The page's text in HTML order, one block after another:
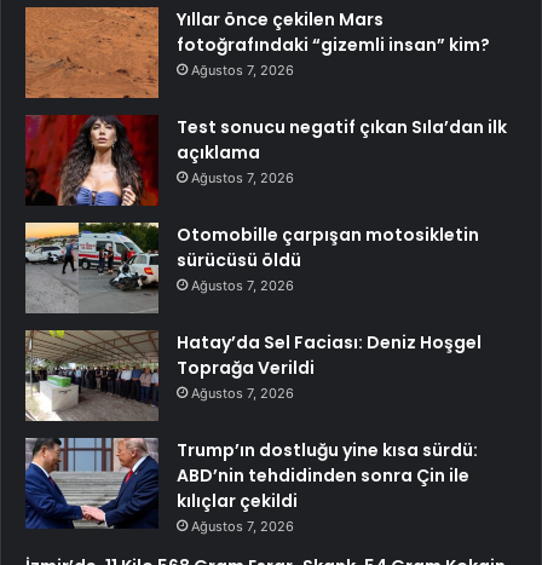
Yıllar önce çekilen Mars
fotoğrafındaki “gizemli insan” kim?
Ağustos 7, 2026
Test sonucu negatif çıkan Sıla’dan ilk
açıklama
Ağustos 7, 2026
Otomobille çarpışan motosikletin
sürücüsü öldü
Ağustos 7, 2026
Hatay’da Sel Faciası: Deniz Hoşgel
Toprağa Verildi
Ağustos 7, 2026
Trump’ın dostluğu yine kısa sürdü:
ABD’nin tehdidinden sonra Çin ile
kılıçlar çekildi
Ağustos 7, 2026